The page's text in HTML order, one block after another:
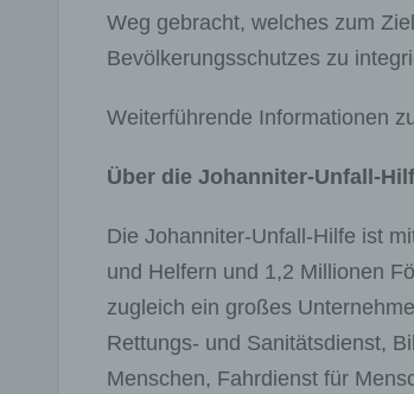
Weg gebracht, welches zum
Bevölkerungsschutzes zu
Weiterführende Informationen
Über die Johanniter-Unfall-
Die Johanniter-Unfall-Hilfe ist
und Helfern und 1,2 Millionen
zugleich ein großes
Rettungs- und Sanitätsdienst,
Menschen, Fahrdienst für